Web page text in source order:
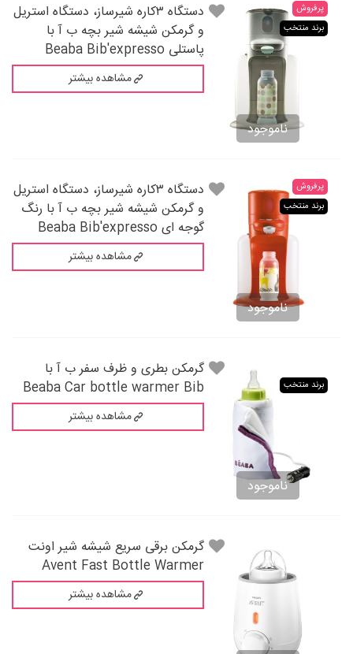
پرفروش
برند منتخب
ناموجود
دستگاه ۳کاره شیرساز، دستگاه استریل
و گرمکن شیشه شیر بچه ب آ با
پاستلی Beaba Bib'expresso
مشاهده بیشتر
پرفروش
برند منتخب
ناموجود
دستگاه ۳کاره شیرساز، دستگاه استریل
و گرمکن شیشه شیر بچه ب آ با رنگ
گوجه ای Beaba Bib'expresso
مشاهده بیشتر
برند منتخب
ناموجود
گرمکن بطری و ظرف سفر ب آ با
Beaba Car bottle warmer Bib
مشاهده بیشتر
گرمکن برقی سریع شیشه شیر اونت
Avent Fast Bottle Warmer
مشاهده بیشتر